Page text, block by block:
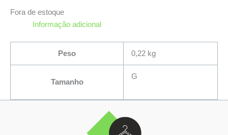
Fora de estoque
Informação adicional
Peso 0,22 kg
Tamanho
G